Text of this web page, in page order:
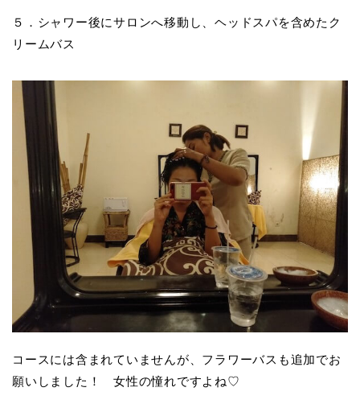
５．シャワー後にサロンへ移動し、ヘッドスパを含めたク
リームバス
コースには含まれていませんが、フラワーバスも追加でお
願いしました！ 女性の憧れですよね♡